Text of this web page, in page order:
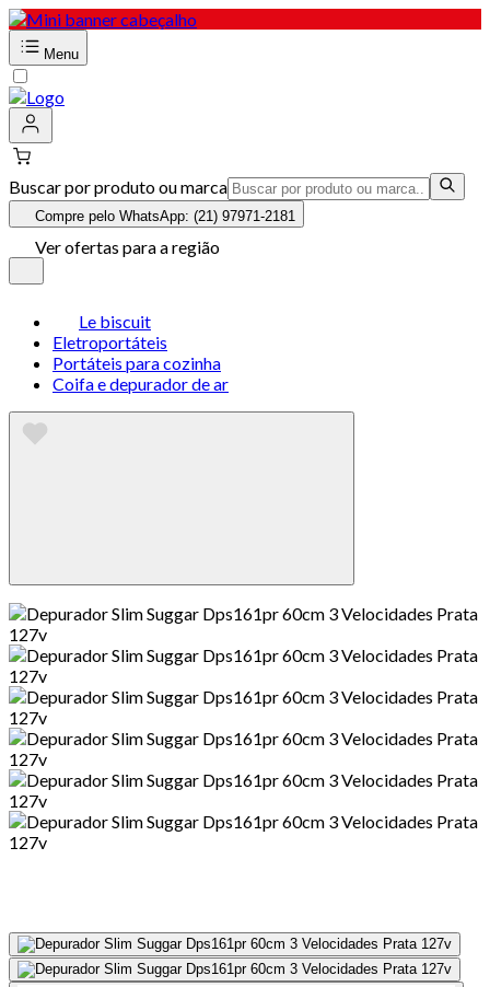
Menu
Buscar por produto ou marca
Compre pelo WhatsApp: (21) 97971-2181
Ver ofertas para a região
Le biscuit
Eletroportáteis
Portáteis para cozinha
Coifa e depurador de ar